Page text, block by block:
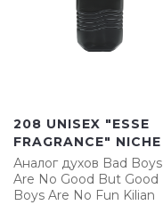
208 UNISEX "ESSE
FRAGRANCE" NICHE
Аналог духов Bad Boys
Are No Good But Good
Boys Are No Fun Kilian